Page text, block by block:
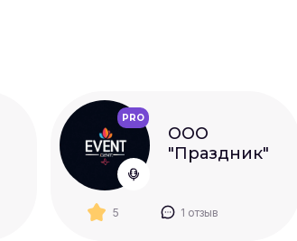
PRO
ООО
"Праздник"
5 1 отзыв